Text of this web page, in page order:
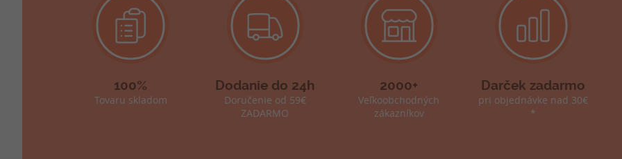
100%
Tovaru skladom
Dodanie do 24h
Doručenie od 59€
ZADARMO
2000+
Veľkoobchodných
zákazníkov
Darček zadarmo
pri objednávke nad 30€
*